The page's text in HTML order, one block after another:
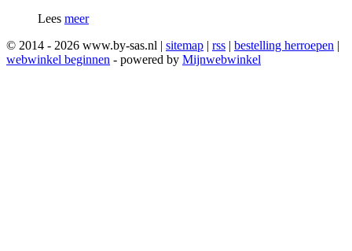
Lees meer
© 2014 - 2026 www.by-sas.nl | sitemap | rss | bestelling herroepen |
webwinkel beginnen - powered by Mijnwebwinkel